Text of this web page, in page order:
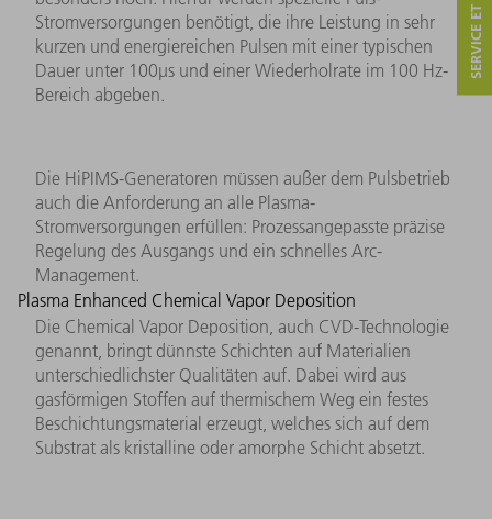
Stromversorgungen benötigt, die ihre Leistung in sehr
kurzen und energiereichen Pulsen mit einer typischen
Dauer unter 100µs und einer Wiederholrate im 100 Hz-
Bereich abgeben.
Die HiPIMS-Generatoren müssen außer dem Pulsbetrieb
auch die Anforderung an alle Plasma-
Stromversorgungen erfüllen: Prozessangepasste präzise
Regelung des Ausgangs und ein schnelles Arc-
Management.
Plasma Enhanced Chemical Vapor Deposition
Die Chemical Vapor Deposition, auch CVD-Technologie
genannt, bringt dünnste Schichten auf Materialien
unterschiedlichster Qualitäten auf. Dabei wird aus
gasförmigen Stoffen auf thermischem Weg ein festes
Beschichtungsmaterial erzeugt, welches sich auf dem
Substrat als kristalline oder amorphe Schicht absetzt.